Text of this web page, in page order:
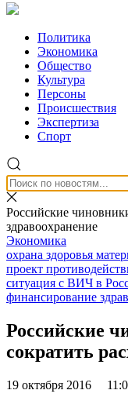
Политика
Экономика
Общество
Культура
Персоны
Происшествия
Экспертиза
Спорт
Российские
здравоохранение
Экономика
охрана здоровья
проект
ситуация с ВИЧ в
финансирование
Российские
сократить
19 октября 2016